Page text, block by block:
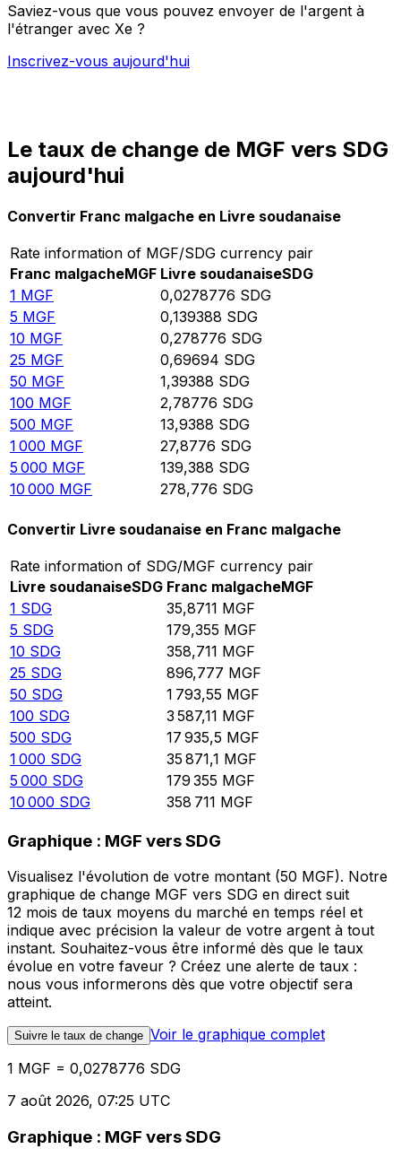
Saviez-vous que vous pouvez envoyer de l'argent à
l'étranger avec Xe ?
Inscrivez-vous aujourd'hui
Le taux de change de MGF vers SDG
aujourd'hui
Convertir Franc malgache en Livre soudanaise
Rate information of MGF/SDG currency pair
Franc malgacheMGF Livre soudanaiseSDG
1 MGF 0,0278776 SDG
5 MGF 0,139388 SDG
10 MGF 0,278776 SDG
25 MGF 0,69694 SDG
50 MGF 1,39388 SDG
100 MGF 2,78776 SDG
500 MGF 13,9388 SDG
1 000 MGF 27,8776 SDG
5 000 MGF 139,388 SDG
10 000 MGF 278,776 SDG
Convertir Livre soudanaise en Franc malgache
Rate information of SDG/MGF currency pair
Livre soudanaiseSDG Franc malgacheMGF
1 SDG 35,8711 MGF
5 SDG 179,355 MGF
10 SDG 358,711 MGF
25 SDG 896,777 MGF
50 SDG 1 793,55 MGF
100 SDG 3 587,11 MGF
500 SDG 17 935,5 MGF
1 000 SDG 35 871,1 MGF
5 000 SDG 179 355 MGF
10 000 SDG 358 711 MGF
Graphique : MGF vers SDG
Visualisez l'évolution de votre montant (50 MGF). Notre
graphique de change MGF vers SDG en direct suit
12 mois de taux moyens du marché en temps réel et
indique avec précision la valeur de votre argent à tout
instant. Souhaitez-vous être informé dès que le taux
évolue en votre faveur ? Créez une alerte de taux :
nous vous informerons dès que votre objectif sera
atteint.
Suivre le taux de change Voir le graphique complet
1 MGF = 0,0278776 SDG
7 août 2026, 07:25 UTC
Graphique : MGF vers SDG